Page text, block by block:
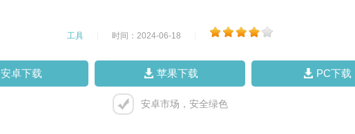
工具 时间：2024-06-18
安卓下载 苹果下载 PC下载
安卓市场，安全绿色